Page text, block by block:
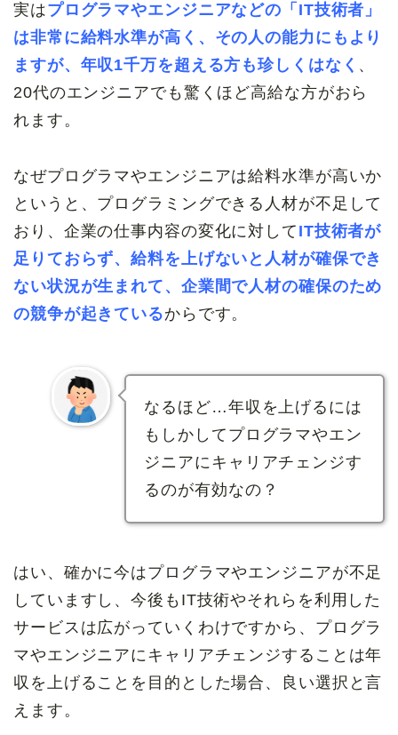
実はプログラマやエンジニアなどの「IT技術者」
は非常に給料水準が高く、その人の能力にもより
ますが、年収1千万を超える方も珍しくはなく 、
20代のエンジニアでも驚くほど高給な方がおら
れます。
なぜプログラマやエンジニアは給料水準が高いか
というと、プログラミングできる人材が不足して
おり、企業の仕事内容の変化に対して IT技術者が
足りておらず、給料を上げないと人材が確保でき
ない状況が生まれて、企業間で人材の確保のため
の競争が起きているからです。
なるほど…年収を上げるには
もしかしてプログラマやエン
ジニアにキャリアチェンジす
るのが有効なの？
はい、確かに今はプログラマやエンジニアが不足
していますし、今後もIT技術やそれらを利用した
サービスは広がっていくわけですから、プログラ
マやエンジニアにキャリアチェンジすることは年
収を上げることを目的とした場合、良い選択と言
えます。